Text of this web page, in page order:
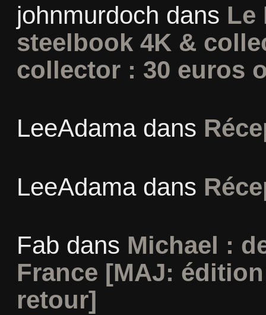
johnmurdoch dans Le
steelbook 4K &
collector : 30 euros
LeeAdamadans
LeeAdamadans
Fab dans Michael :
France [MAJ:
retour]